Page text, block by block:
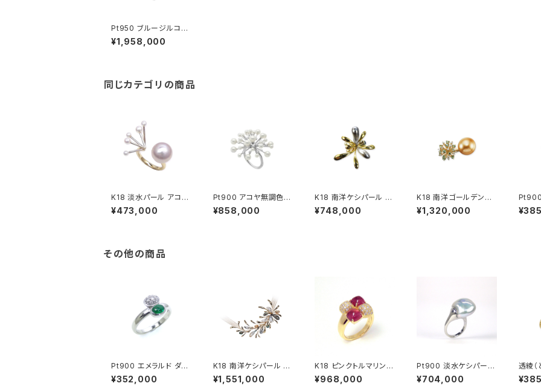
Pt950 ブルージルコン
ダイヤモンド リング
¥1,958,000
同じカテゴリの商品
K18 淡水パール アコヤ
無調色ベビーパール リ
ング
¥473,000
Pt900 アコヤ無調色ベ
ビーパール ダイヤモン
ド リング
¥858,000
K18 南洋ケシパール リ
ング
¥748,000
K18 南洋ゴールデンパ
ール ミントガーネット
ダイヤモンド リング
¥1,320,000
Pt900 ダイヤモン
ンキ
その他の商品
Pt900 エメラルド ダイ
ヤモンド リング
¥352,000
K18 南洋ケシパール 淡
水パール ネックレス
¥1,551,000
K18 ピンクトルマリン
ダイヤモンド リング
¥968,000
Pt900 淡水ケシパール
リング
¥704,000
透綾（
かし